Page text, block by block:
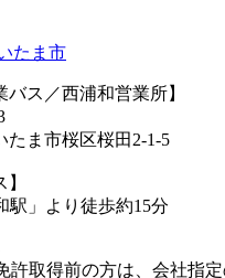
たま市
バス／西浦和営業所】
たま市桜区桜田2-1-5
駅」より徒歩約15分
許取得前の方は、会社指